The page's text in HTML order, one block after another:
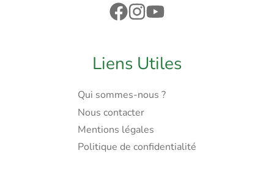
Liens Utiles
Qui sommes-nous ?
Nous contacter
Mentions légales
Politique de confidentialité